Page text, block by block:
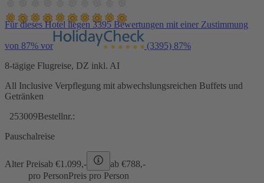
Für dieses Hotel liegen 3395 Bewertungen mit einer Zustimmung
von 87% vor (3395) 87%
8-tägige Flugreise, DZ inkl. AI
All Inclusive Verpflegung mit abwechslungsreichen Buffets und
Getränken
253009Bestellnr.:
Pauschalreise
Alter Preisab €1.099,- ab €788,-
pro PersonPreis pro Person